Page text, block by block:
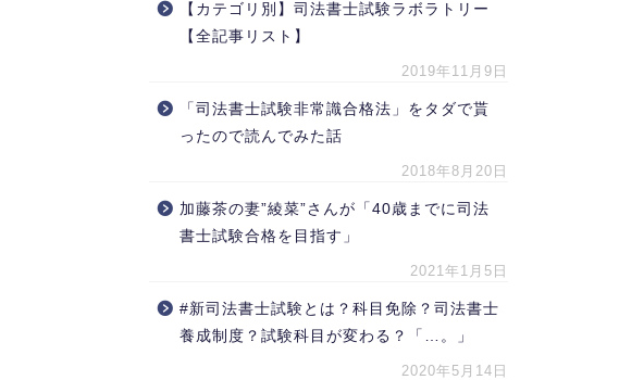
【カテゴリ別】司法書士試験ラボラトリー
【全記事リスト】
2019年11月9日
「司法書士試験非常識合格法」をタダで貰
ったので読んでみた話
2018年8月20日
加藤茶の妻”綾菜”さんが「40歳までに司法
書士試験合格を目指す」
2021年1月5日
#新司法書士試験とは？科目免除？司法書士
養成制度？試験科目が変わる？「…。」
2020年5月14日